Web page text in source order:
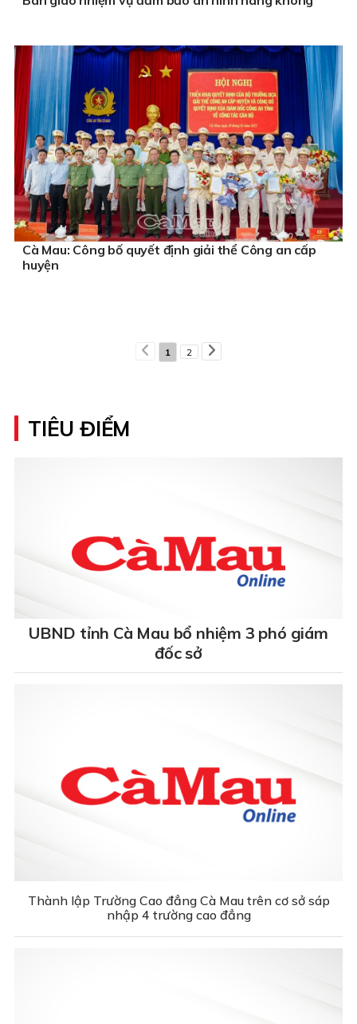
Cà Mau: Công bố quyết định giải thể Công an cấp
huyện
1 2
TIÊU ĐIỂM
UBND tỉnh Cà Mau bổ nhiệm 3 phó giám
đốc sở
Thành lập Trường Cao đẳng Cà Mau trên cơ sở sáp
nhập 4 trường cao đẳng